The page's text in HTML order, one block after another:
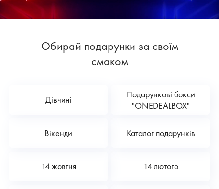
Обирай подарунки за своїм
смаком
Дівчині
Подарункові бокси
"ONEDEALBOX"
Вікенди Каталог подарунків
14 жовтня 14 лютого